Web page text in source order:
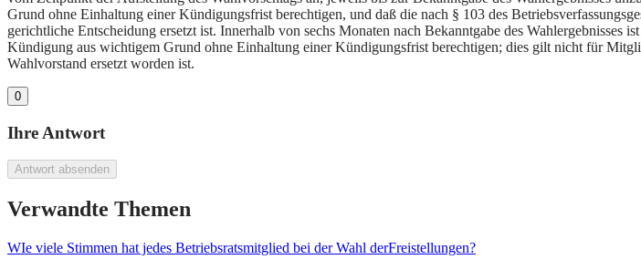
Grund ohne Einhaltung einer Kündigungsfrist berechtigen, und daß die nach § 103 des
gerichtliche Entscheidung ersetzt ist. Innerhalb von sechs Monaten nach Bekanntgabe des
Kündigung aus wichtigem Grund ohne Einhaltung einer Kündigungsfrist berechtigen; dies gilt nicht für
Wahlvorstand ersetzt worden ist.
0
Ihre Antwort
Antwort absenden
Verwandte Themen
WIe viele Stimmen hat jedes Betriebsratsmitglied bei der Wahl derFreistellungen?